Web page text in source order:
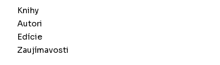
Knihy
Autori
Edície
Zaujímavosti